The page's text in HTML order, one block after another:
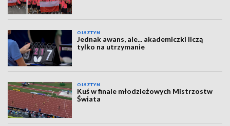
OLSZTYN
Jednak awans, ale... akademiczki liczą
tylko na utrzymanie
OLSZTYN
Kuś w finale młodzieżowych Mistrzostw
Świata